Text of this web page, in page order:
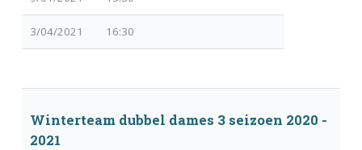
3/04/2021 16:30
Winterteam dubbel dames 3 seizoen 2020 -
2021